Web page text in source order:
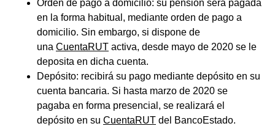
Orden de pago a domicilio: su pensión será pagada
en la forma habitual, mediante orden de pago a
domicilio. Sin embargo, si dispone de
una CuentaRUT activa, desde mayo de 2020 se le
deposita en dicha cuenta.
Depósito: recibirá su pago mediante depósito en su
cuenta bancaria. Si hasta marzo de 2020 se
pagaba en forma presencial, se realizará el
depósito en su CuentaRUT del BancoEstado.